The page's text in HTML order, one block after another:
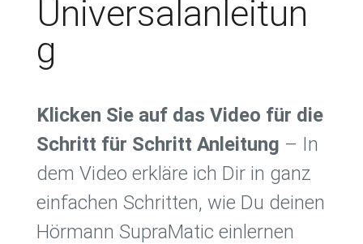
Universalanleitun
g
Klicken Sie auf das Video für die
Schritt für Schritt Anleitung – In
dem Video erkläre ich Dir in ganz
einfachen Schritten, wie Du deinen
Hörmann SupraMatic einlernen